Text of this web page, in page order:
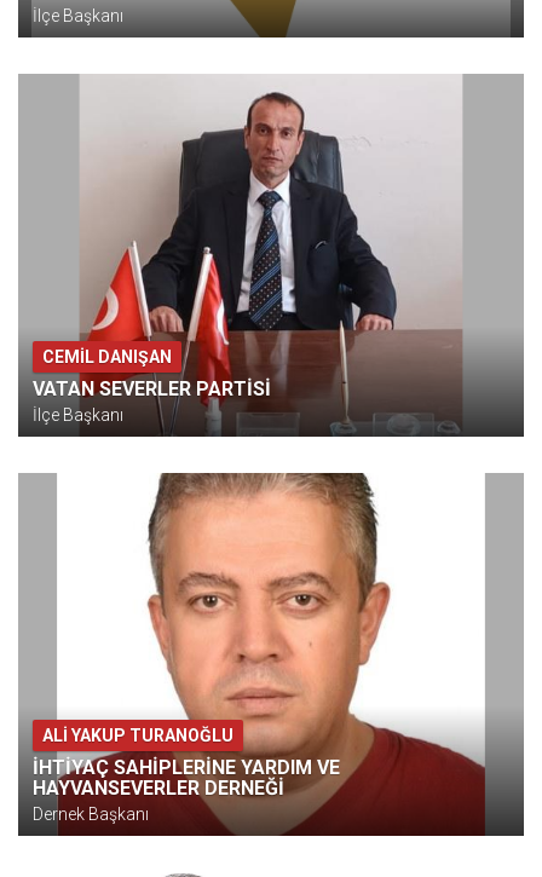
İlçe Başkanı
CEMİL DANIŞAN
VATAN SEVERLER PARTİSİ
İlçe Başkanı
ALI YAKUP TURANOĞLU
İHTİYAÇ SAHİPLERİNE YARDIM VE
HAYVANSEVERLER DERNEĞİ
Dernek Başkanı